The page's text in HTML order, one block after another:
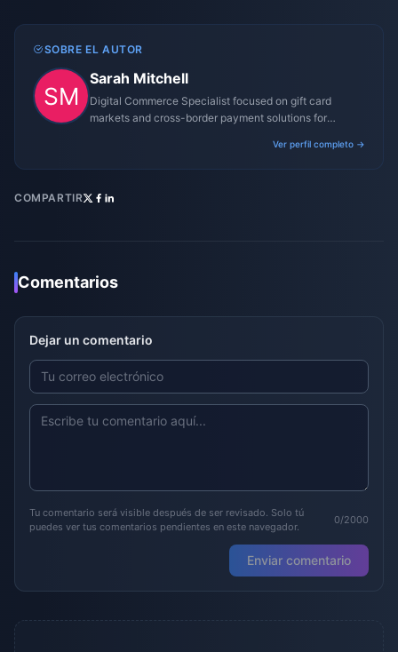
SOBRE EL AUTOR
Sarah Mitchell
Digital Commerce Specialist focused on gift card
markets and cross-border payment solutions for
Ver perfil completo →
COMPARTIR
Comentarios
Dejar un comentario
Tu comentario será visible después de ser revisado. Solo tú
puedes ver tus comentarios pendientes en este navegador.
0/2000
Enviar comentario